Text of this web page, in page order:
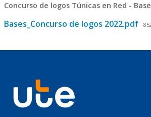
Concurso de logos Túnicas en Red -
Bases_Concurso de logos 2022.pdf